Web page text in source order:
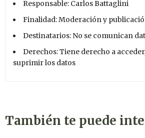
Responsable: Carlos Battaglini
Finalidad: Moderación y
Destinatarios: No se comunican
Derechos: Tiene derecho a
suprimir los datos
También te puede